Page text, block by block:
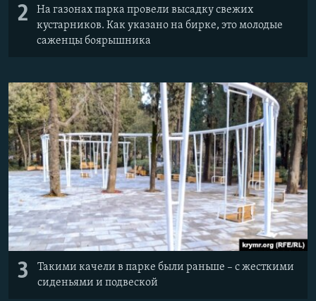
2
На газонах парка провели высадку свежих
кустарников. Как указано на бирке, это молодые
саженцы боярышника
3
Такими качели в парке были раньше – с жесткими
сиденьями и подвеской